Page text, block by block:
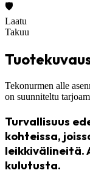
🛡️
Laatu
Takuu
Tekonurmen alle
on suunniteltu
Turvallisuus
kohteissa,
leikkivälineitä.
kulutusta.